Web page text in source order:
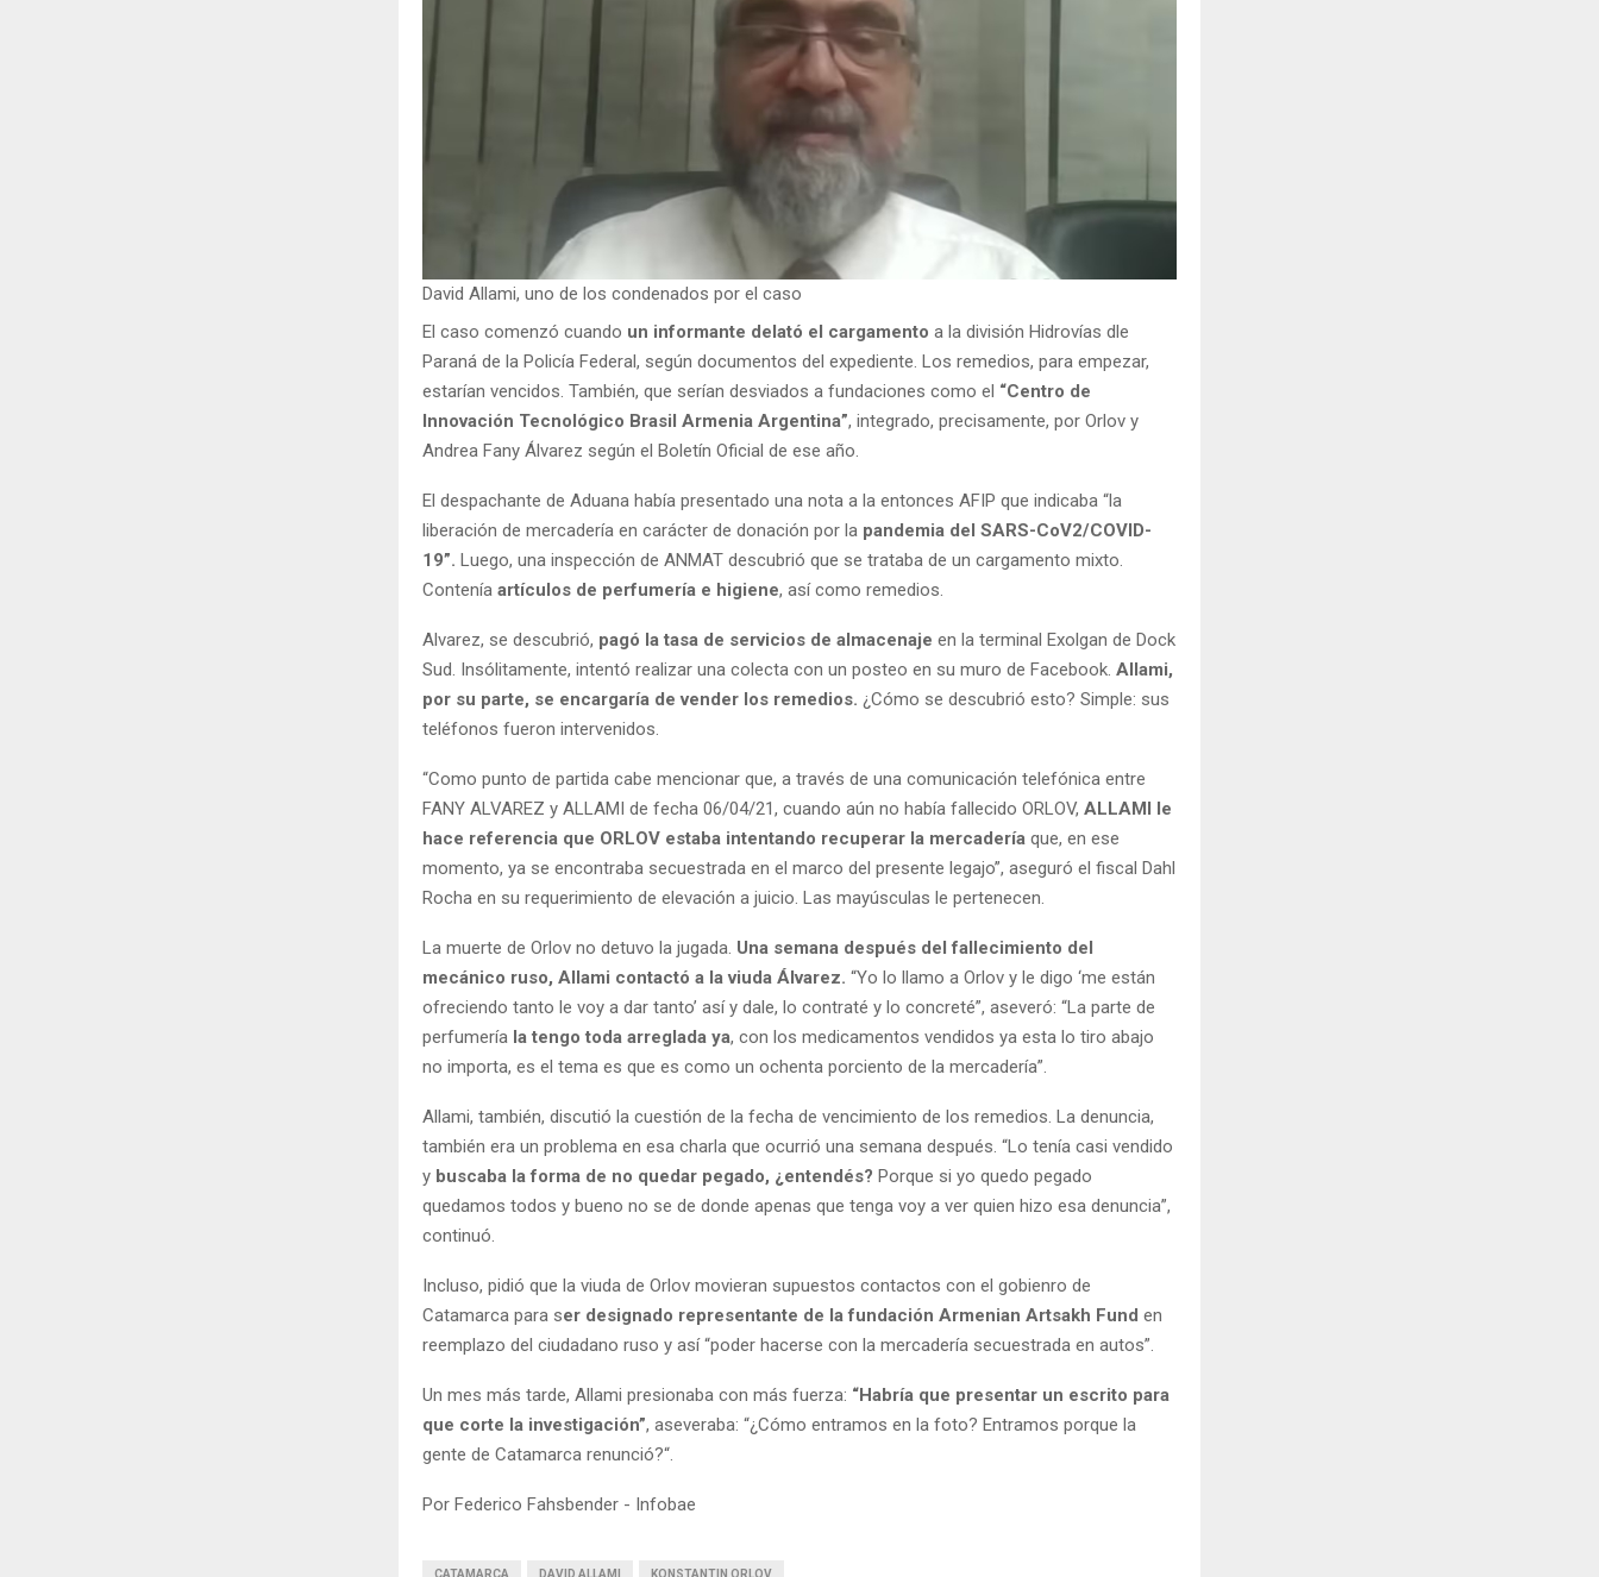
David Allami, uno de los condenados por el caso
El caso comenzó cuando un informante delató el cargamento a la división Hidrovías dle
Paraná de la Policía Federal, según documentos del expediente. Los remedios, para empezar,
estarían vencidos. También, que serían desviados a fundaciones como el “Centro de
Innovación Tecnológico Brasil Armenia Argentina”, integrado, precisamente, por Orlov y
Andrea Fany Álvarez según el Boletín Oficial de ese año.
El despachante de Aduana había presentado una nota a la entonces AFIP que indicaba “la
liberación de mercadería en carácter de donación por la pandemia del SARS-CoV2/COVID-
19”. Luego, una inspección de ANMAT descubrió que se trataba de un cargamento mixto.
Contenía artículos de perfumería e higiene, así como remedios.
Alvarez, se descubrió, pagó la tasa de servicios de almacenaje en la terminal Exolgan de Dock
Sud. Insólitamente, intentó realizar una colecta con un posteo en su muro de Facebook. Allami,
por su parte, se encargaría de vender los remedios. ¿Cómo se descubrió esto? Simple: sus
teléfonos fueron intervenidos.
“Como punto de partida cabe mencionar que, a través de una comunicación telefónica entre
FANY ALVAREZ y ALLAMI de fecha 06/04/21, cuando aún no había fallecido ORLOV, ALLAMI le
hace referencia que ORLOV estaba intentando recuperar la mercadería que, en ese
momento, ya se encontraba secuestrada en el marco del presente legajo”, aseguró el fiscal Dahl
Rocha en su requerimiento de elevación a juicio. Las mayúsculas le pertenecen.
La muerte de Orlov no detuvo la jugada. Una semana después del fallecimiento del
mecánico ruso, Allami contactó a la viuda Álvarez. “Yo lo llamo a Orlov y le digo ‘me están
ofreciendo tanto le voy a dar tanto’ así y dale, lo contraté y lo concreté”, aseveró: “La parte de
perfumería la tengo toda arreglada ya, con los medicamentos vendidos ya esta lo tiro abajo
no importa, es el tema es que es como un ochenta porciento de la mercadería”.
Allami, también, discutió la cuestión de la fecha de vencimiento de los remedios. La denuncia,
también era un problema en esa charla que ocurrió una semana después. “Lo tenía casi vendido
y buscaba la forma de no quedar pegado, ¿entendés? Porque si yo quedo pegado
quedamos todos y bueno no se de donde apenas que tenga voy a ver quien hizo esa denuncia”,
continuó.
Incluso, pidió que la viuda de Orlov movieran supuestos contactos con el gobienro de
Catamarca para ser designado representante de la fundación Armenian Artsakh Fund en
reemplazo del ciudadano ruso y así “poder hacerse con la mercadería secuestrada en autos”.
Un mes más tarde, Allami presionaba con más fuerza: “Habría que presentar un escrito para
que corte la investigación”, aseveraba: “¿Cómo entramos en la foto? Entramos porque la
gente de Catamarca renunció?“.
Por Federico Fahsbender - Infobae